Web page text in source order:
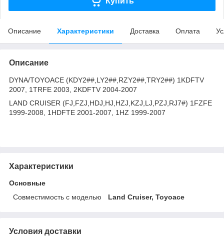
Описание Характеристики Доставка Оплата
Описание
DYNA/TOYOACE (KDY2##,LY2##,RZY2##,TRY2##) 1KDFTV
2007, 1TRFE 2003, 2KDFTV 2004-2007
LAND CRUISER (FJ,FZJ,HDJ,HJ,HZJ,KZJ,LJ,PZJ,RJ7#) 1FZFE
1999-2008, 1HDFTE 2001-2007, 1HZ 1999-2007
Характеристики
Основные
Совместимость с моделью
Land Cruiser, Toyoace
Условия доставки